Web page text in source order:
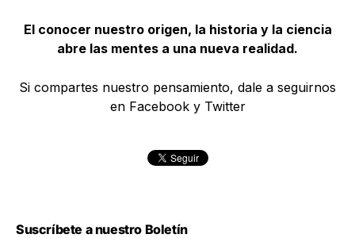
El conocer nuestro origen, la historia y la ciencia
abre las mentes a una nueva realidad.
Si compartes nuestro pensamiento, dale a seguirnos
en Facebook y Twitter
Suscríbete a nuestro Boletín